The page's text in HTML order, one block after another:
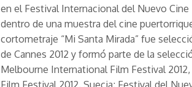
en el Festival Internacional del Nuevo Cine
dentro de una muestra del cine
cortometraje “Mi Santa Mirada” fue
de Cannes 2012 y formó parte de la
Melbourne International Film Festival
Film Festival 2012, Suecia; Festival del